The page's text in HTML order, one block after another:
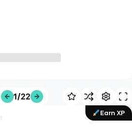
1/22
Earn XP